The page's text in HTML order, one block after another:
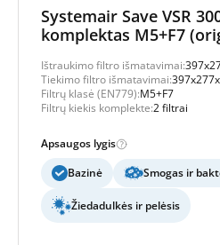
Systemair Save VSR
komplektas M5+F7
Ištraukimo filtro išmatavimai:
Tiekimo filtro išmatavimai:
Filtrų klasė (EN779):M5+F7
Filtrų kiekis komplekte:2 filtrai
Apsaugos lygis
Bazinė
Smogas ir
Žiedadulkės ir pelėsis